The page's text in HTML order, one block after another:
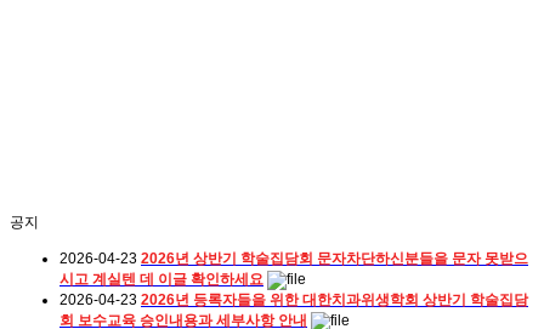
공지
2026-04-23 2026년 상반기 학술집담회 문자차단하신분들을 문자 못받으
시고 계실텐 데 이글 확인하세요
2026-04-23 2026년 등록자들을 위한 대한치과위생학회 상반기 학술집담
회 보수교육 승인내용과 세부사항 안내